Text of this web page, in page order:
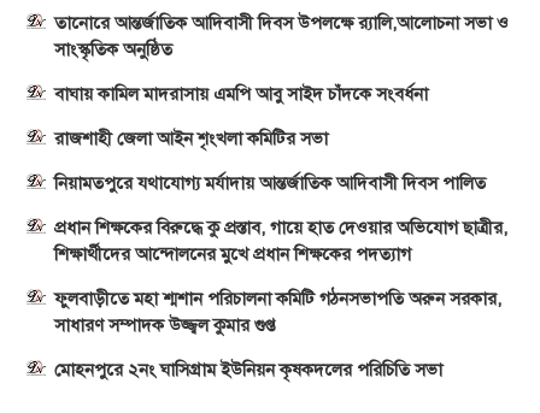
তানোরে আন্তর্জাতিক আদিবাসী দিবস উপলক্ষে র‍্যালি,আলোচনা সভা ও
সাংস্কৃতিক অনুষ্ঠিত
বাঘায় কামিল মাদরাসায় এমপি আবু সাইদ চাঁদকে সংবর্ধনা
রাজশাহী জেলা আইন শৃংখলা কমিটির সভা
নিয়ামতপুরে যথাযোগ্য মর্যাদায় আন্তর্জাতিক আদিবাসী দিবস পালিত
প্রধান শিক্ষকের বিরুদ্ধে কু প্রস্তাব, গায়ে হাত দেওয়ার অভিযোগ ছাত্রীর,
শিক্ষার্থীদের আন্দোলনের মুখে প্রধান শিক্ষকের পদত্যাগ
ফুলবাড়ীতে মহা শ্মশান পরিচালনা কমিটি গঠনসভাপতি অরুন সরকার,
সাধারণ সম্পাদক উজ্জ্বল কুমার গুপ্ত
মোহনপুরে ২নং ঘাসিগ্রাম ইউনিয়ন কৃষকদলের পরিচিতি সভা